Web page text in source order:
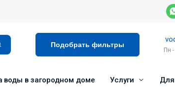
Подобрать фильтры
Пн
воды в загородном доме Услуги Для